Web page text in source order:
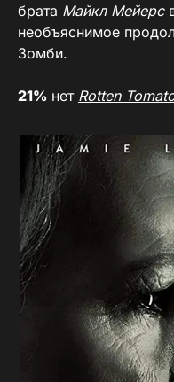
брата Майкл Мейерс
необъяснимое
Зомби.
21% нет Rotten